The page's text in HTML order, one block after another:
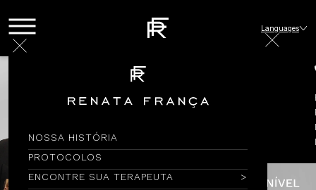
NOSSA HISTÓRIA
PROTOCOLOS
ENCONTRE SUA TERAPEUTA
Languages